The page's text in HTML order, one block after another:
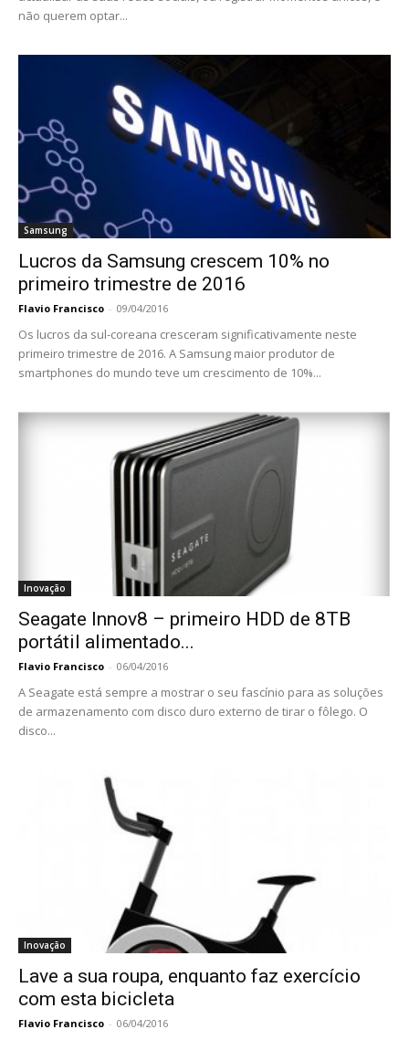
não querem optar...
Samsung
Lucros da Samsung crescem 10% no
primeiro trimestre de 2016
Flavio Francisco - 09/04/2016
Os lucros da sul-coreana cresceram significativamente neste
primeiro trimestre de 2016. A Samsung maior produtor de
smartphones do mundo teve um crescimento de 10%...
Inovação
Seagate Innov8 – primeiro HDD de 8TB
portátil alimentado...
Flavio Francisco - 06/04/2016
A Seagate está sempre a mostrar o seu fascínio para as soluções
de armazenamento com disco duro externo de tirar o fôlego. O
disco...
Inovação
Lave a sua roupa, enquanto faz exercício
com esta bicicleta
Flavio Francisco - 06/04/2016